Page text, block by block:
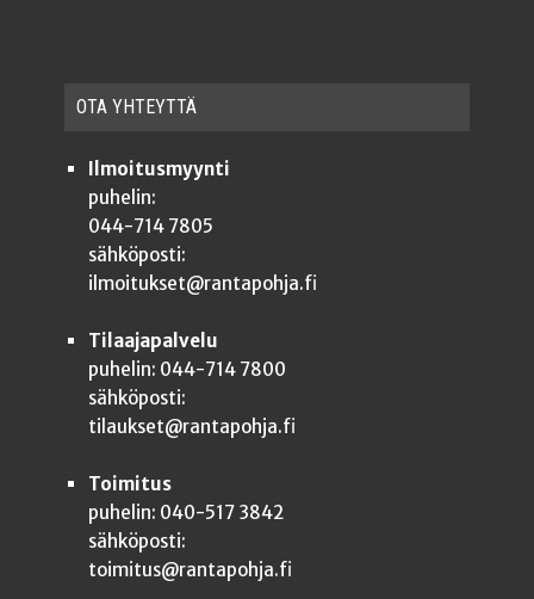
OTA YHTEYT­TÄ
Ilmoitusmyynti
puhelin:
044-714 7805
sähköposti:
ilmoitukset@rantapohja.fi
Tilaajapalvelu
puhelin: 044-714 7800
sähköposti:
tilaukset@rantapohja.fi
Toimitus
puhelin: 040-517 3842
sähköposti:
toimitus@rantapohja.fi